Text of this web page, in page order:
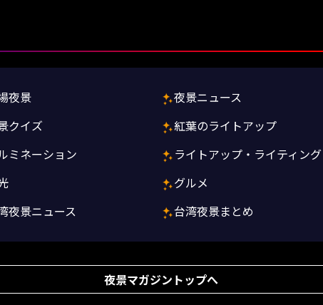
夜景 夜景ニュース
クイズ 紅葉のライトアップ
ミネーション ライトアップ・ライティング
グルメ
夜景ニュース 台湾夜景まとめ
夜景マガジントップへ